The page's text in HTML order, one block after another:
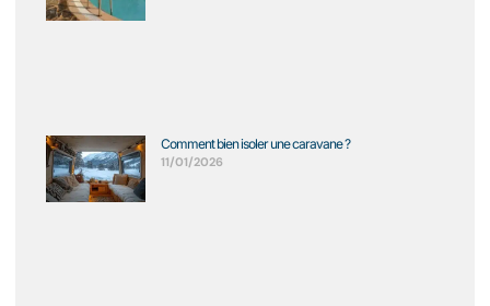
Comment bien isoler une caravane ?
11/01/2026